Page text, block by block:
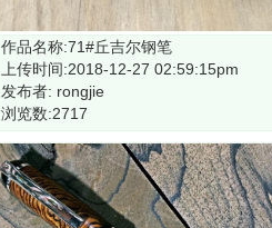
作品名称:71#丘吉尔钢笔
上传时间:2018-12-27 02:59:15pm
发布者: rongjie
浏览数:2717